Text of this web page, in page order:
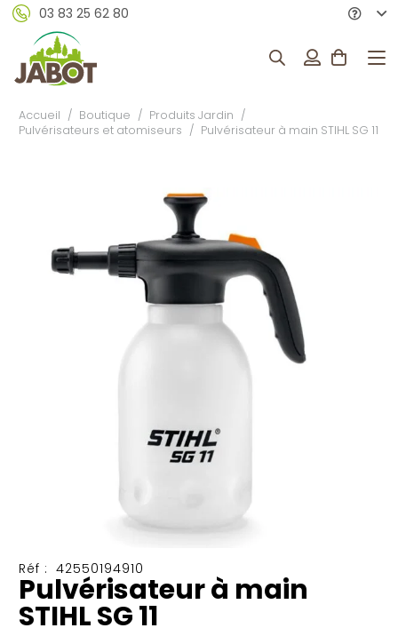
03 83 25 62 80
Accueil / Boutique / Produits Jardin /
Pulvérisateurs et atomiseurs / Pulvérisateur à main STIHL SG 11
Réf : 42550194910
Pulvérisateur à main
STIHL SG 11